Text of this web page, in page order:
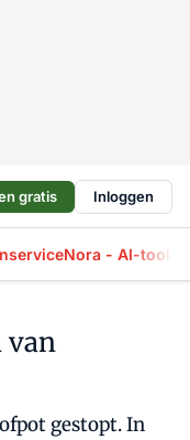
gratis Inloggen
Nora - AI-tool
van
gestopt. In